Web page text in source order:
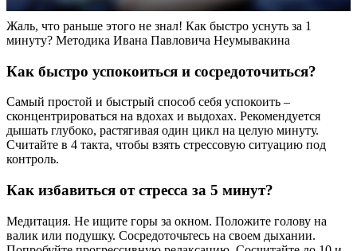
Жаль, что раньше этого не знал! Как быстро уснуть за 1
минуту? Методика Ивана Павловича Неумывакина
Как быстро успокоиться и сосредоточиться?
Самый простой и быстрый способ себя успокоить –
сконцентрироваться на вдохах и выдохах. Рекомендуется
дышать глубоко, растягивая один цикл на целую минуту.
Считайте в 4 такта, чтобы взять стрессовую ситуацию под
контроль.
Как избавиться от стресса за 5 минут?
Медитация. Не ищите горы за окном. Положите голову на
валик или подушку. Сосредоточьтесь на своем дыхании.